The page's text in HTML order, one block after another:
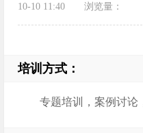
10-10 11:40 浏览量：
培训方式：
专题培训，案例讨论